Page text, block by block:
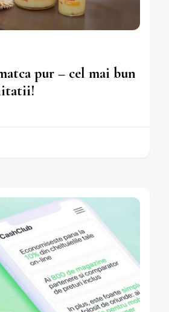
pur – cel mai bun